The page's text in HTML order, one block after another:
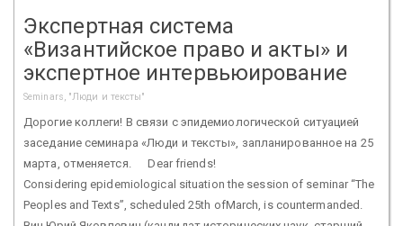
Экспертная система
«Византийское право и акты» и
экспертное интервьюирование
Seminars, "Люди и тексты"
Дорогие коллеги! В связи с эпидемиологической ситуацией
заседание семинара «Люди и тексты», запланированное на 25
марта, отменяется. Dear friends!
Considering epidemiological situation the session of seminar “The
Peoples and Texts”, scheduled 25th ofMarch, is countermanded.